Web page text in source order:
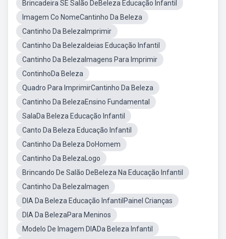
Brincadeira SE Salão DeBeleza Educação Infantil
Imagem Co NomeCantinho Da Beleza
Cantinho Da BelezaImprimir
Cantinho Da BelezaIdeias Educação Infantil
Cantinho Da BelezaImagens Para Imprimir
ContinhoDa Beleza
Quadro Para ImprimirCantinho Da Beleza
Cantinho Da BelezaEnsino Fundamental
SalaDa Beleza Educação Infantil
Canto Da Beleza Educação Infantil
Cantinho Da Beleza DoHomem
Cantinho Da BelezaLogo
Brincando De Salão DeBeleza Na Educação Infantil
Cantinho Da BelezaImagen
DIA Da Beleza Educação InfantilPainel Crianças
DIA Da BelezaPara Meninos
Modelo De Imagem DIADa Beleza Infantil